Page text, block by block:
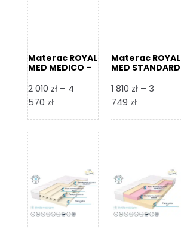
Materac ROYAL
MED MEDICO –
2 010 zł – 4
570 złZakres
od
4
570 zł
Materac ROYAL
MED STANDARD
1 810 zł – 3
749 złZakres
od
3
749 zł